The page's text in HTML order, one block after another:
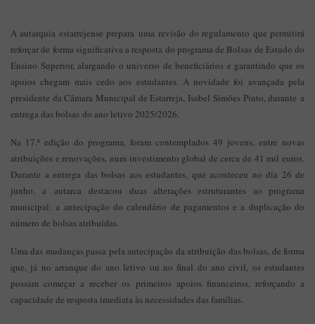
A autarquia estarrejense prepara uma revisão do regulamento que permitirá
reforçar de forma significativa a resposta do programa de Bolsas de Estudo do
Ensino Superior, alargando o universo de beneficiários e garantindo que os
apoios chegam mais cedo aos estudantes. A novidade foi avançada pela
presidente da Câmara Municipal de Estarreja, Isabel Simões Pinto, durante a
entrega das bolsas do ano letivo 2025/2026.
Na 17.ª edição do programa, foram contemplados 49 jovens, entre novas
atribuições e renovações, num investimento global de cerca de 41 mil euros.
Durante a entrega das bolsas aos estudantes, que aconteceu no dia 26 de
junho, a autarca destacou duas alterações estruturantes ao programa
municipal: a antecipação do calendário de pagamentos e a duplicação do
número de bolsas atribuídas.
Uma das mudanças passa pela antecipação da atribuição das bolsas, de forma
que, já no arranque do ano letivo ou no final do ano civil, os estudantes
possam começar a receber os primeiros apoios financeiros, reforçando a
capacidade de resposta imediata às necessidades das famílias.